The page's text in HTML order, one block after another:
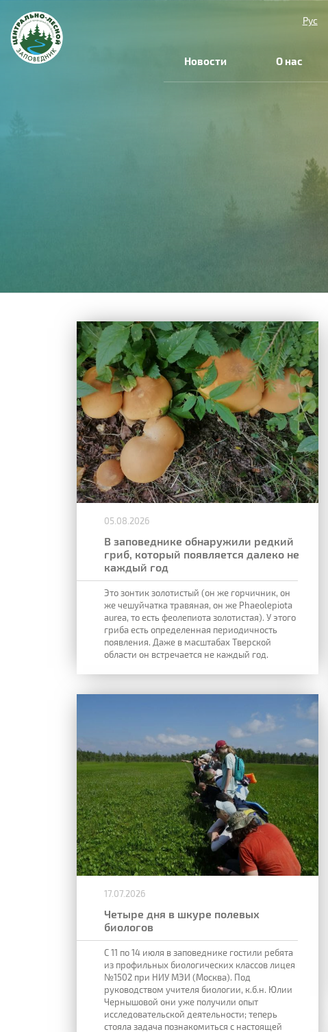
Рус
Новости О нас
05.08.2026
В заповеднике обнаружили редкий
гриб, который появляется далеко не
каждый год
Это зонтик золотистый (он же горчичник, он
же чешуйчатка травяная, он же Phaeolepiota
aurea, то есть феолепиота золотистая). У этого
гриба есть определенная периодичность
появления. Даже в масштабах Тверской
области он встречается не каждый год.
17.07.2026
Четыре дня в шкуре полевых
биологов
С 11 по 14 июля в заповеднике гостили ребята
из профильных биологических классов лицея
№1502 при НИУ МЭИ (Москва). Под
руководством учителя биологии, к.б.н. Юлии
Чернышовой они уже получили опыт
исследовательской деятельности; теперь
стояла задача познакомиться с настоящей